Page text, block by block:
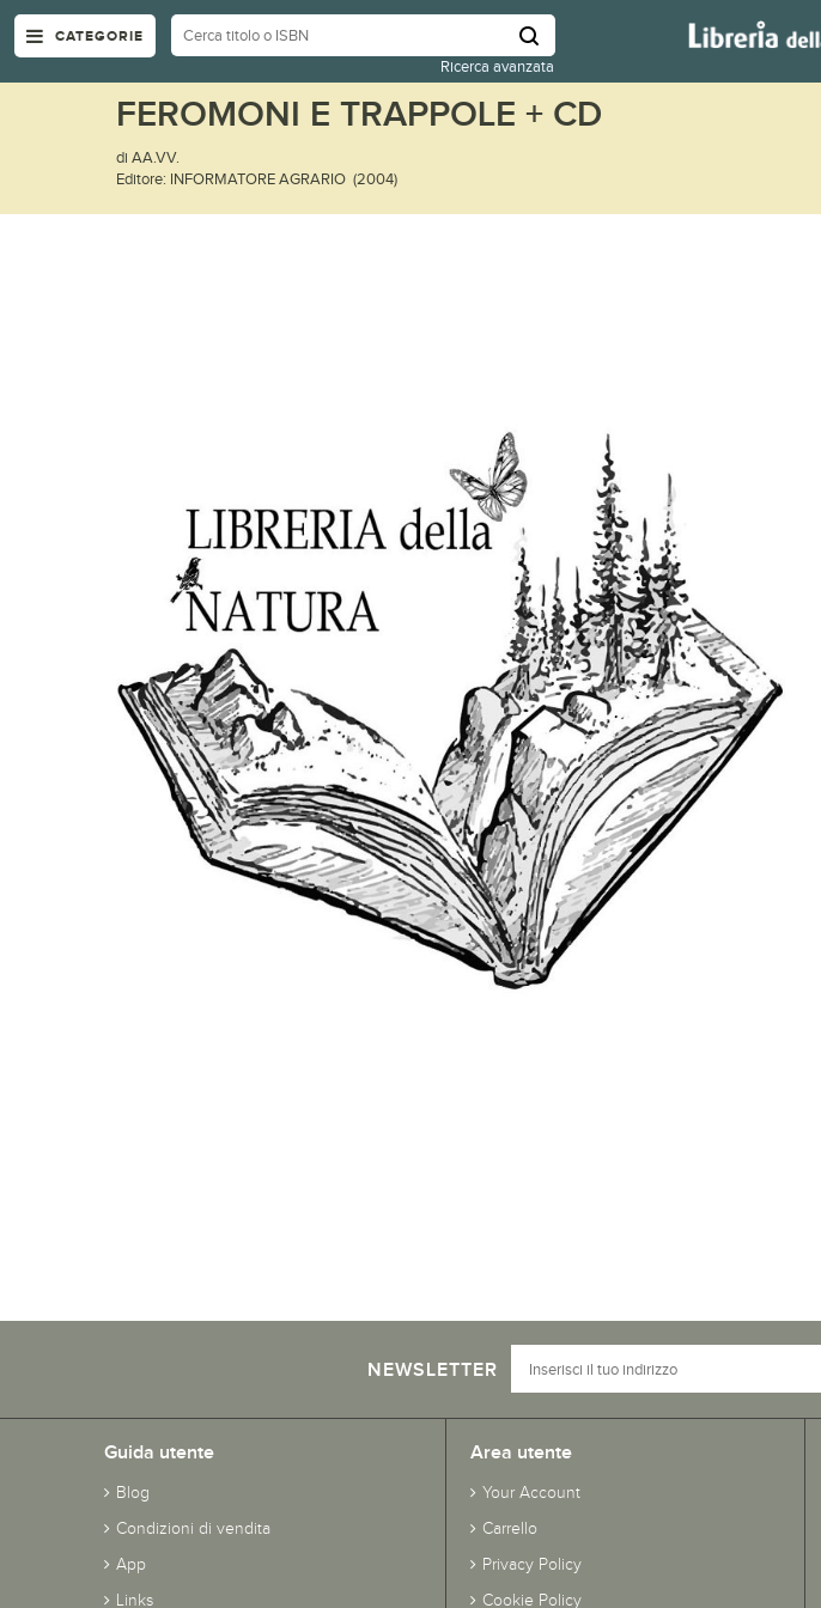
CATEGORIE
Ricerca avanzata
FEROMONI E TRAPPOLE + CD
di AA.VV.
Editore: INFORMATORE AGRARIO (2004)
NEWSLETTER
Guida utente
Blog
Condizioni di vendita
App
Links
Area utente
Your Account
Carrello
Privacy Policy
Cookie Policy